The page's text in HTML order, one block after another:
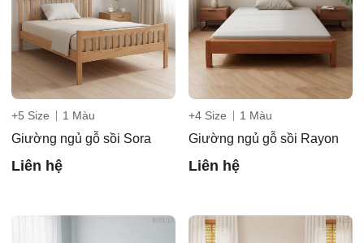
+5 Size 1 Màu
Giường ngủ gỗ sồi Sora
Liên hệ
+4 Size 1 Màu
Giường ngủ gỗ sồi Rayon
Liên hệ